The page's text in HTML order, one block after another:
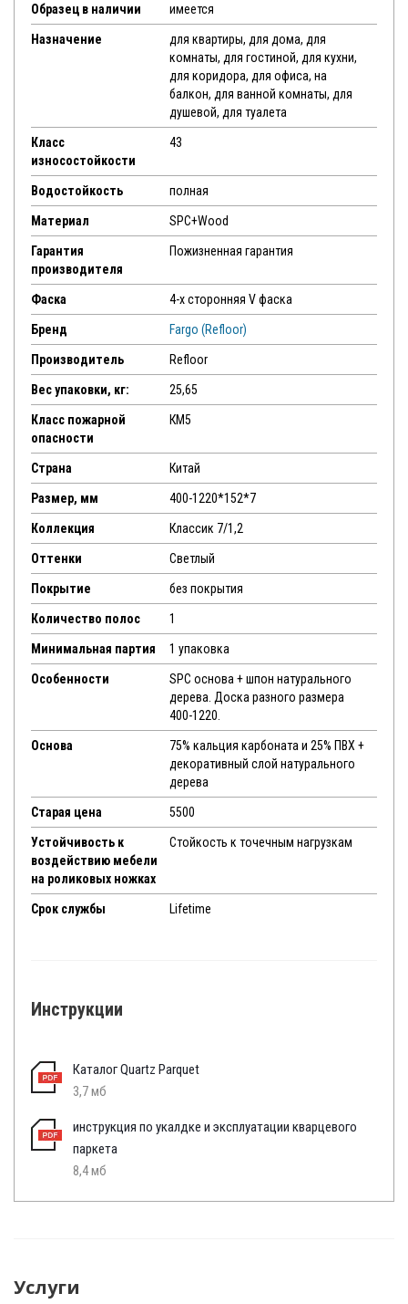
Образец в наличии имеется
Назначение
для квартиры, для дома, для
комнаты, для гостиной, для кухни,
для коридора, для офиса, на
балкон, для ванной комнаты, для
душевой, для туалета
Класс
износостойкости
43
Водостойкость полная
Материал SPC+Wood
Гарантия
производителя
Пожизненная гарантия
Фаска 4-х сторонняя V фаска
Бренд Fargo (Refloor)
Производитель Refloor
Вес упаковки, кг: 25,65
Класс пожарной
опасности
КМ5
Страна Китай
Размер, мм 400-1220*152*7
Коллекция Классик 7/1,2
Оттенки Светлый
Покрытие без покрытия
Количество полос 1
Минимальная партия 1 упаковка
Особенности
SPC основа + шпон натурального
дерева. Доска разного размера
400-1220.
Основа
75% кальция карбоната и 25% ПВХ +
декоративный слой натурального
дерева
Старая цена 5500
Устойчивость к
воздействию мебели
на роликовых ножках
Стойкость к точечным нагрузкам
Срок службы Lifetime
Инструкции
Каталог Quartz Parquet
3,7 мб
инструкция по укалдке и эксплуатации кварцевого
паркета
8,4 мб
Услуги